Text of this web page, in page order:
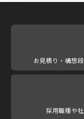
お見積り・構想
採用職種や